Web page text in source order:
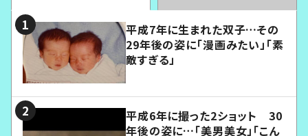
平成7年に生まれた双子…その
29年後の姿に「漫画みたい」「素
敵すぎる」
平成6年に撮った2ショット 30
年後の姿に…「美男美女」「こん